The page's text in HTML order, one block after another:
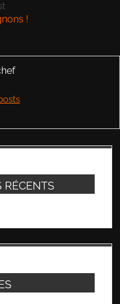
!
RÉCENTS